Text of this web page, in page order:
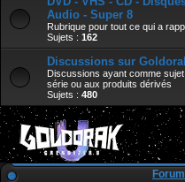
Audio - Super 8
Rubrique pour tout ce qui a
Sujets : 162
Discussions sur
Discussions ayant comme
série ou aux produits dérivés
Sujets : 480